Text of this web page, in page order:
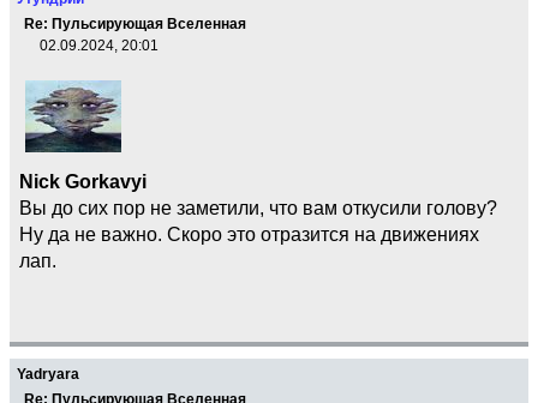
Re: Пульсирующая Вселенная
02.09.2024, 20:01
Nick Gorkavyi
Вы до сих пор не заметили, что вам откусили голову?
Ну да не важно. Скоро это отразится на движениях
лап.
Yadryara
Re: Пульсирующая Вселенная